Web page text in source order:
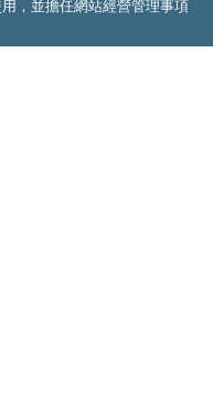
，並擔任網站經營管理事項